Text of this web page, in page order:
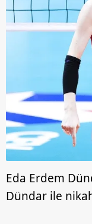
Eda Erdem
Dündar ile